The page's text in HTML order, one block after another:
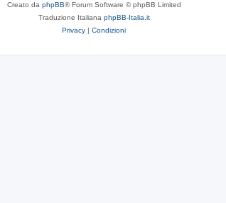
Creato da phpBB® Forum Software © phpBB Limited
Traduzione Italiana phpBB-Italia.it
Privacy | Condizioni